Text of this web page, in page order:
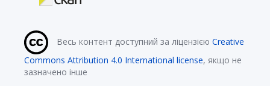
Весь контент доступний за ліцензією Creative
Commons Attribution 4.0 International license, якщо не
зазначено інше